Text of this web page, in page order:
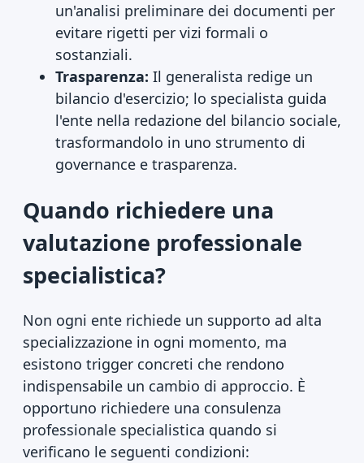
un'analisi preliminare dei documenti per
evitare rigetti per vizi formali o
sostanziali.
Trasparenza: Il generalista redige un
bilancio d'esercizio; lo specialista guida
l'ente nella redazione del bilancio sociale,
trasformandolo in uno strumento di
governance e trasparenza.
Quando richiedere una
valutazione professionale
specialistica?
Non ogni ente richiede un supporto ad alta
specializzazione in ogni momento, ma
esistono trigger concreti che rendono
indispensabile un cambio di approccio. È
opportuno richiedere una consulenza
professionale specialistica quando si
verificano le seguenti condizioni: